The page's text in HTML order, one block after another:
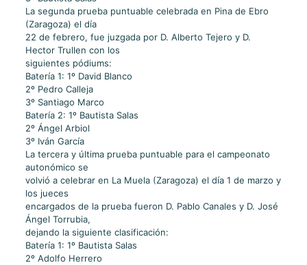
La segunda prueba puntuable celebrada en Pina de Ebro
(Zaragoza) el día
22 de febrero, fue juzgada por D. Alberto Tejero y D.
Hector Trullen con los
siguientes pódiums:
Batería 1: 1º David Blanco
2º Pedro Calleja
3º Santiago Marco
Batería 2: 1º Bautista Salas
2º Ángel Arbiol
3º Iván García
La tercera y última prueba puntuable para el campeonato
autonómico se
volvió a celebrar en La Muela (Zaragoza) el día 1 de marzo y
los jueces
encargados de la prueba fueron D. Pablo Canales y D. José
Ángel Torrubia,
dejando la siguiente clasificación:
Batería 1: 1º Bautista Salas
2º Adolfo Herrero